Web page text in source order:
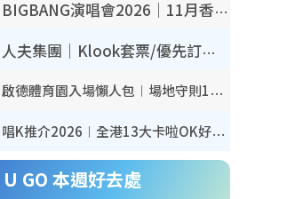
BIGBANG演唱會2026｜11月香港啟德開3場！實名制VIP申請、優先購票攻略
人夫集團｜Klook套票/優先訂票/公開發售搶飛攻略！附票價.購票連結.場地座位表
啟德體育園入場懶人包︱場地守則12違禁品不可進場准帶細水樽但全場禁樽蓋！應援牌有限制！
唱K推介2026︱全港13大卡啦OK好去處！最平$36起 日文K都有！(附地址+收費詳情)
U GO 本週好去處